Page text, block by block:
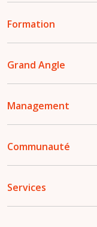
Formation
Grand Angle
Management
Communauté
Services